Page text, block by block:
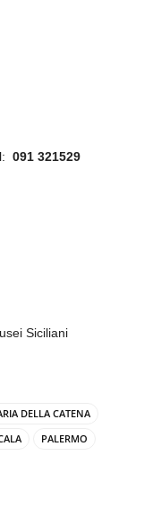
091 321529
Siciliani
DELLA CATENA
PALERMO